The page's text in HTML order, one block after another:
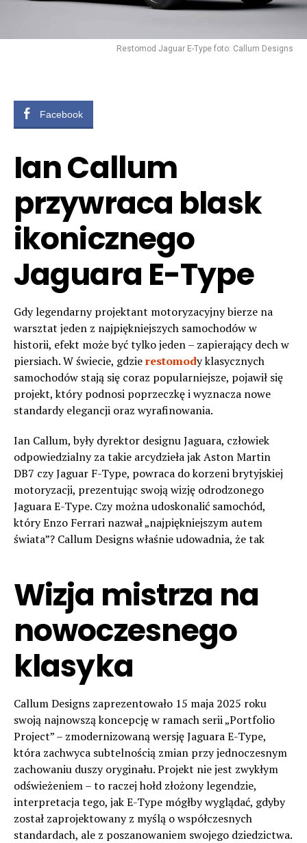
Restomod Jaguar E-Type foto: Callum Designs
Facebook
Ian Callum
przywraca blask
ikonicznego
Jaguara E-Type
Gdy legendarny projektant motoryzacyjny bierze na
warsztat jeden z najpiękniejszych samochodów w
historii, efekt może być tylko jeden – zapierający dech w
piersiach. W świecie, gdzierestomody klasycznych
samochodów stają się coraz popularniejsze, pojawił się
projekt, który podnosi poprzeczkę i wyznacza nowe
standardy elegancji oraz wyrafinowania.
Ian Callum, były dyrektor designu Jaguara, człowiek
odpowiedzialny za takie arcydzieła jak Aston Martin
DB7 czy Jaguar F-Type, powraca do korzeni brytyjskiej
motoryzacji, prezentując swoją wizję odrodzonego
Jaguara E-Type. Czy można udoskonalić samochód,
który Enzo Ferrari nazwał „najpiękniejszym autem
świata”? Callum Designs właśnie udowadnia, że tak
Wizja mistrza na
nowoczesnego
klasyka
Callum Designs zaprezentowało 15 maja 2025 roku
swoją najnowszą koncepcję w ramach serii „Portfolio
Project” – zmodernizowaną wersję Jaguara E-Type,
która zachwyca subtelnością zmian przy jednoczesnym
zachowaniu duszy oryginału. Projekt nie jest zwykłym
odświeżeniem – to raczej hołd złożony legendzie,
interpretacja tego, jak E-Type mógłby wyglądać, gdyby
został zaprojektowany z myślą o współczesnych
standardach, ale z poszanowaniem swojego dziedzictwa.